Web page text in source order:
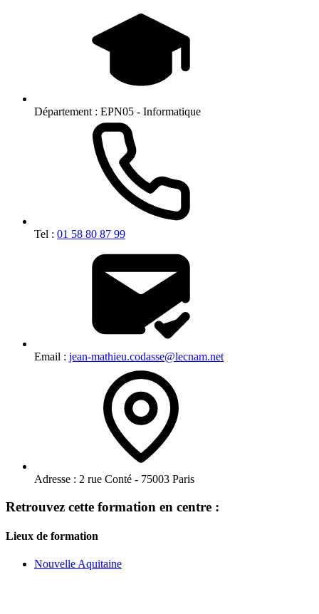
Département : EPN05 - Informatique
Tel : 01 58 80 87 99
Email : jean-mathieu.codasse@lecnam.net
Adresse : 2 rue Conté - 75003 Paris
Retrouvez cette formation en centre :
Lieux de formation
Nouvelle Aquitaine